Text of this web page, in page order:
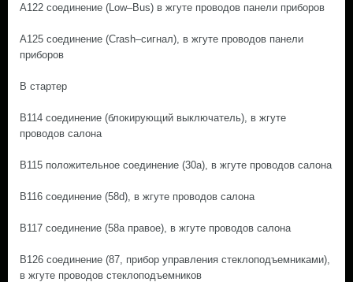
A122 соединение (Low–Bus) в жгуте проводов панели приборов
A125 соединение (Crash–сигнал), в жгуте проводов панели
приборов
B стартер
B114 соединение (блокирующий выключатель), в жгуте
проводов салона
B115 положительное соединение (30а), в жгуте проводов салона
B116 соединение (58d), в жгуте проводов салона
B117 соединение (58а правое), в жгуте проводов салона
B126 соединение (87, прибор управления стеклоподъемниками),
в жгуте проводов стеклоподъемников